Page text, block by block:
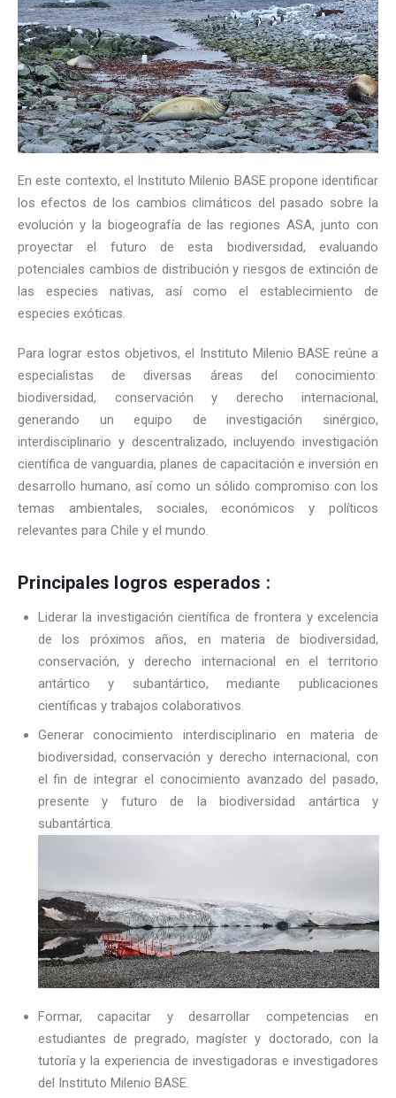
En este contexto, el Instituto Milenio BASE propone identificar
los efectos de los cambios climáticos del pasado sobre la
evolución y la biogeografía de las regiones ASA, junto con
proyectar el futuro de esta biodiversidad, evaluando
potenciales cambios de distribución y riesgos de extinción de
las especies nativas, así como el establecimiento de
especies exóticas.
Para lograr estos objetivos, el Instituto Milenio BASE reúne a
especialistas de diversas áreas del conocimiento:
biodiversidad, conservación y derecho internacional,
generando un equipo de investigación sinérgico,
interdisciplinario y descentralizado, incluyendo investigación
científica de vanguardia, planes de capacitación e inversión en
desarrollo humano, así como un sólido compromiso con los
temas ambientales, sociales, económicos y políticos
relevantes para Chile y el mundo.
Principales logros esperados :
Liderar la investigación científica de frontera y excelencia
de los próximos años, en materia de biodiversidad,
conservación, y derecho internacional en el territorio
antártico y subantártico, mediante publicaciones
científicas y trabajos colaborativos.
Generar conocimiento interdisciplinario en materia de
biodiversidad, conservación y derecho internacional, con
el fin de integrar el conocimiento avanzado del pasado,
presente y futuro de la biodiversidad antártica y
subantártica.
Formar, capacitar y desarrollar competencias en
estudiantes de pregrado, magíster y doctorado, con la
tutoría y la experiencia de investigadoras e investigadores
del Instituto Milenio BASE.